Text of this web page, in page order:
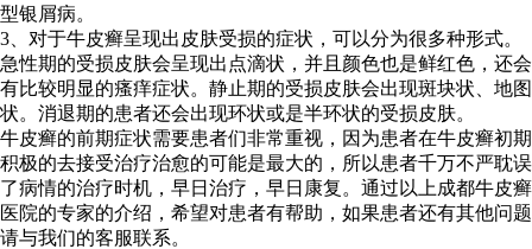
型银屑病。
3、对于牛皮癣呈现出皮肤受损的症状，可以分为很多种形式。
急性期的受损皮肤会呈现出点滴状，并且颜色也是鲜红色，还会
有比较明显的瘙痒症状。静止期的受损皮肤会出现斑块状、地图
状。消退期的患者还会出现环状或是半环状的受损皮肤。
牛皮癣的前期症状需要患者们非常重视，因为患者在牛皮癣初期
积极的去接受治疗治愈的可能是最大的，所以患者千万不严耽误
了病情的治疗时机，早日治疗，早日康复。通过以上成都牛皮癣
医院的专家的介绍，希望对患者有帮助，如果患者还有其他问题
请与我们的客服联系。